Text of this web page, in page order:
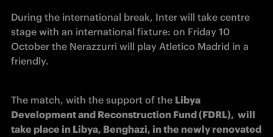
During the international break, Inter will take centre
stage with an international fixture: on Friday 10
October the Nerazzurri will play Atletico Madrid in a
friendly.
The match, with the support of the Libya
Development and Reconstruction Fund (FDRL),  will
take place in Libya, Benghazi, in the newly renovated